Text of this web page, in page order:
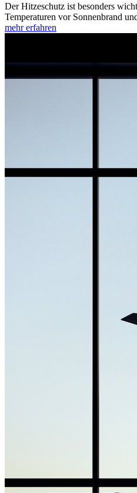
Der Hitzeschutz ist besonders
Temperaturen vor Sonnenbrand
mehr erfahren